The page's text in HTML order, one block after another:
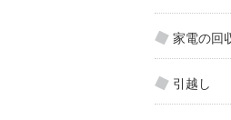
家電の回
引越し